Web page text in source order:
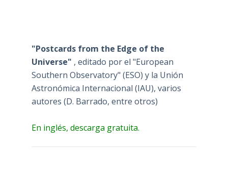
"Postcards from the Edge of the
Universe" , editado por el "European
Southern Observatory" (ESO) y la Unión
Astronómica Internacional (IAU), varios
autores (D. Barrado, entre otros)
En inglés, descarga gratuita.